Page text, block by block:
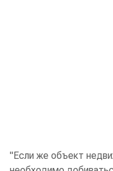
"Если же объект